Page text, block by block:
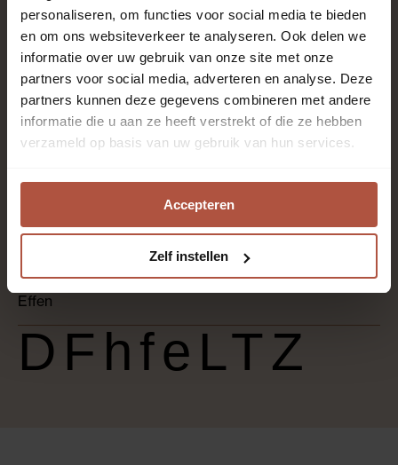
personaliseren, om functies voor social media te bieden
en om ons websiteverkeer te analyseren. Ook delen we
informatie over uw gebruik van onze site met onze
partners voor social media, adverteren en analyse. Deze
partners kunnen deze gegevens combineren met andere
informatie die u aan ze heeft verstrekt of die ze hebben
verzameld op basis van uw gebruik van hun services.
Accepteren
Zelf instellen
100% polyamide
Synthetische garens
Kantoren en winkels, Slaapkamer, Thuiskantoor, Trap,
Woonkamer
Effen
DFhfeLTZ